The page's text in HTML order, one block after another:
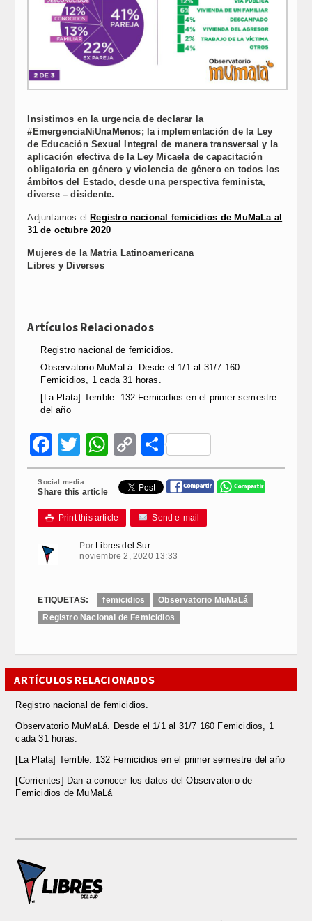
Insistimos en la urgencia de declarar la
#EmergenciaNiUnaMenos; la implementación de la Ley
de Educación Sexual Integral de manera transversal y la
aplicación efectiva de la Ley Micaela de capacitación
obligatoria en género y violencia de género en todos los
ámbitos del Estado, desde una perspectiva feminista,
diverse – disidente.
Adjuntamos el Registro nacional femicidios de MuMaLa al
31 de octubre 2020
Mujeres de la Matria Latinoamericana
Libres y Diverses
Artículos Relacionados
Registro nacional de femicidios.
Observatorio MuMaLá. Desde el 1/1 al 31/7 160
Femicidios, 1 cada 31 horas.
[La Plata] Terrible: 132 Femicidios en el primer semestre
del año
Facebook
Twitter
WhatsApp
Copy
Link
Compartir
Social media
Share this article
 Print this article Send e-mail
Por Libres del Sur
noviembre 2, 2020 13:33
ETIQUETAS: femicidios
Observatorio MuMaLá
Registro Nacional de Femicidios
ARTÍCULOS RELACIONADOS
Registro nacional de femicidios.
Observatorio MuMaLá. Desde el 1/1 al 31/7 160 Femicidios, 1
cada 31 horas.
[La Plata] Terrible: 132 Femicidios en el primer semestre del año
[Corrientes] Dan a conocer los datos del Observatorio de
Femicidios de MuMaLá